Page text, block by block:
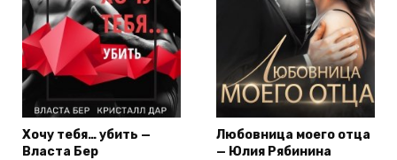
Хочу тебя… убить —
Власта Бер
Любовница моего отца
— Юлия Рябинина